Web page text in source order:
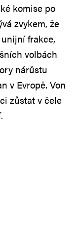
komise po
zvykem, že
frakce,
volbách
nárůstu
v Evropě. Von
zůstat v čele